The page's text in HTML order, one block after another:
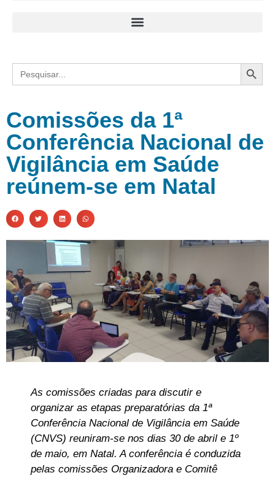
Search
for:
Comissões da 1ª
Conferência Nacional de
Vigilância em Saúde
reúnem-se em Natal
As comissões criadas para discutir e
organizar as etapas preparatórias da 1ª
Conferência Nacional de Vigilância em Saúde
(CNVS) reuniram-se nos dias 30 de abril e 1º
de maio, em Natal. A conferência é conduzida
pelas comissões Organizadora e Comitê